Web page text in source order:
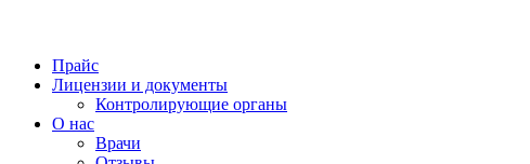
Прайс
Лицензии и документы
Контролирующие органы
О нас
Врачи